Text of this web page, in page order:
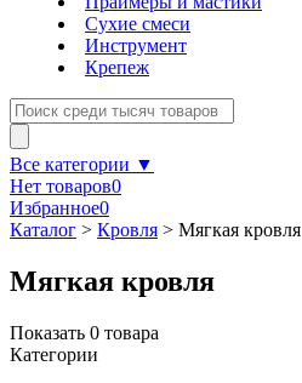
Сухие смеси
Инструмент
Крепеж
Все категории ▼
Нет товаров0
Избранное0
Каталог > Кровля > Мягкая кровля
Мягкая кровля
Показать 0 товара
Категории